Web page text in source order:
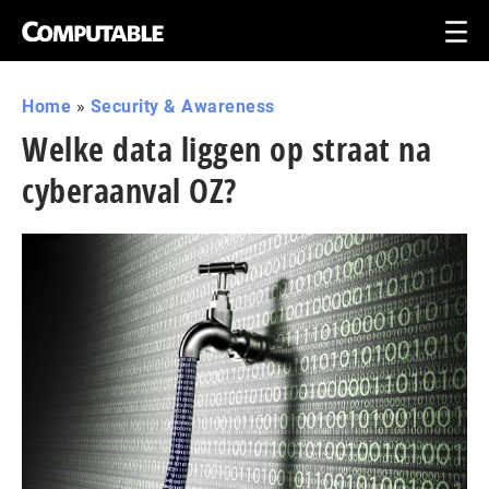
Home » Security & Awareness
Welke data liggen op straat na
cyberaanval OZ?